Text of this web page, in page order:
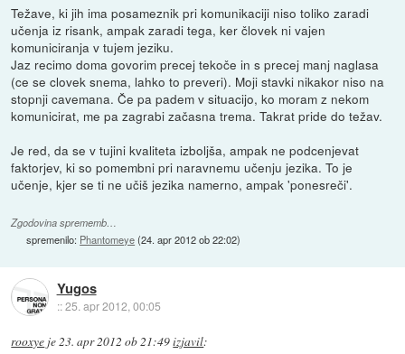
Težave, ki jih ima posameznik pri komunikaciji niso toliko zaradi
učenja iz risank, ampak zaradi tega, ker človek ni vajen
komuniciranja v tujem jeziku.
Jaz recimo doma govorim precej tekoče in s precej manj naglasa
(ce se clovek snema, lahko to preveri). Moji stavki nikakor niso na
stopnji cavemana. Če pa padem v situacijo, ko moram z nekom
komunicirat, me pa zagrabi začasna trema. Takrat pride do težav.
Je red, da se v tujini kvaliteta izboljša, ampak ne podcenjevat
faktorjev, ki so pomembni pri naravnemu učenju jezika. To je
učenje, kjer se ti ne učiš jezika namerno, ampak 'ponesreči'.
Zgodovina sprememb…
spremenilo: Phantomeye(24. apr 2012 ob 22:02)
Yugos
::25. apr 2012, 00:05
rooxye je23. apr 2012 ob 21:49izjavil: